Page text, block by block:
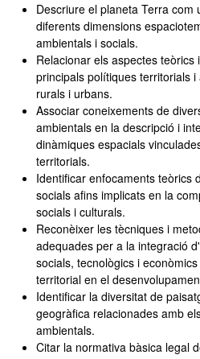
Descriure el planeta Terra com
diferents dimensions
ambientals i socials.
Relacionar els aspectes teòrics
principals polítiques territorials
rurals i urbans.
Associar coneixements de
ambientals en la descripció i
dinàmiques espacials
territorials.
Identificar enfocaments teòrics
socials afins implicats en la
socials i culturals.
Reconèixer les tècniques i
adequades per a la integració
socials, tecnològics i
territorial en el
Identificar la diversitat de
geogràfica relacionades amb
ambientals.
Citar la normativa bàsica legal